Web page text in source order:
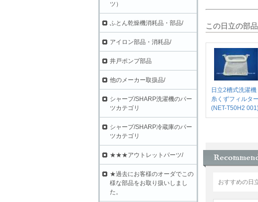
この日立の部
日立2槽式洗濯機
糸くずフィルター
(NET-T50H2
おすすめの日
ツ）
ふとん乾燥機消耗品・部品/
アイロン部品・消耗品/
井戸ポンプ部品
他のメーカー取扱品/
シャープ/SHARP洗濯機のパー
ツカテゴリ
シャープ/SHARP冷蔵庫のパー
ツカテゴリ
★★★アウトレットパーツ/
★過去にお客様のオーダでこの
様な部品をお取り扱いしまし
た。